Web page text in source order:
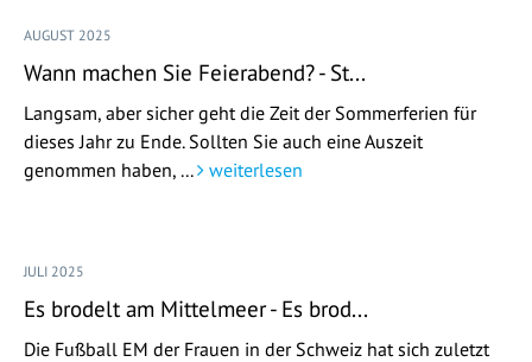
AUGUST 2025
Wann machen Sie Feierabend? - St...
Langsam, aber sicher geht die Zeit der Sommerferien für
dieses Jahr zu Ende. Sollten Sie auch eine Auszeit
genommen haben, ...
weiterlesen
JULI 2025
Es brodelt am Mittelmeer - Es brod...
Die Fußball EM der Frauen in der Schweiz hat sich zuletzt